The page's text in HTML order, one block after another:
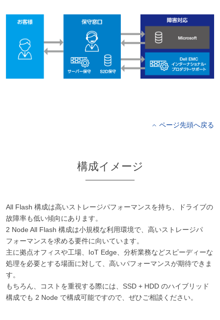
ページ先頭へ戻る
構成イメージ
All Flash 構成は高いストレージパフォーマンスを持ち、ドライブの
故障率も低い傾向にあります。
2 Node All Flash 構成は小規模な利用環境で、高いストレージパ
フォーマンスを求める要件に向いています。
主に拠点オフィスや工場、IoT Edge、分析業務などスピーディーな
処理を必要とする場面に対して、高いパフォーマンスが期待できま
す。
もちろん、コストを重視する際には、SSD + HDD のハイブリッド
構成でも 2 Node で構成可能ですので、ぜひご相談ください。